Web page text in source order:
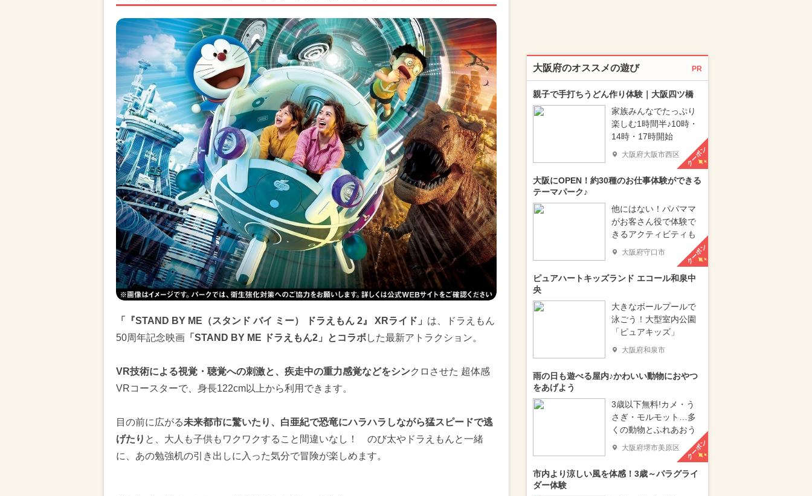
「『STAND BY ME（スタンド バイ ミー） ドラえもん 2』 XRライド」 は、ドラえもん
50周年記念映画 「STAND BY ME ドラえもん2」とコラボした最新アトラクション。
VR技術による視覚・聴覚への刺激と、疾走中の重力感覚などをシンクロさせた 超体感
VRコースターで、身長122cm以上から利用できます。
目の前に広がる未来都市に驚いたり、白亜紀で恐竜にハラハラしながら猛スピードで逃
げたり と、大人も子供もワクワクすること間違いなし！ のび太やドラえもんと一緒
に、あの勉強机の引き出しに入った気分で冒険が楽しめます。
大阪府のオススメの遊び PR
親子で手打ちうどん作り体験｜大阪四ツ橋
家族みんなでたっぷり
楽しむ1時間半♪10時・
14時・17時開始
大阪府大阪市西区 クーポン
大阪にOPEN！約30種のお仕事体験ができる
テーマパーク♪
他にはない！パパママ
がお客さん役で体験で
きるアクティビティも
大阪府守口市 クーポン
ピュアハートキッズランド エコール和泉中
央
大きなボールプールで
泳ごう！大型室内公園
「ピュアキッズ」
大阪府和泉市
雨の日も遊べる屋内♪かわいい動物におやつ
をあげよう
3歳以下無料!カメ・う
さぎ・モルモット…多
くの動物とふれあおう
大阪府堺市美原区 クーポン
市内より涼しい風を体感！3歳～パラグライ
ダー体験